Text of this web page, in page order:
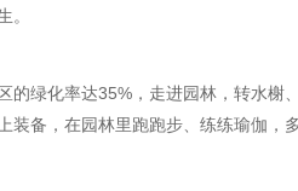
。
的绿化率达35%，走进园林，转水榭
装备，在园林里跑跑步、练练瑜伽，